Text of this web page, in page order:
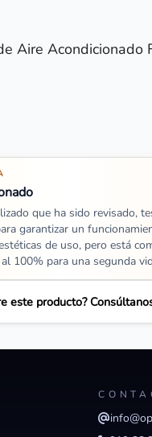
Aire Acondicionado
que ha sido revisado,
garantizar un
de uso, pero está
100% para una segunda
este producto?